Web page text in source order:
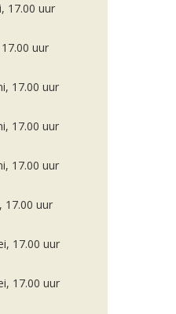
17.00 uur
uur
17.00 uur
17.00 uur
17.00 uur
17.00 uur
17.00 uur
17.00 uur